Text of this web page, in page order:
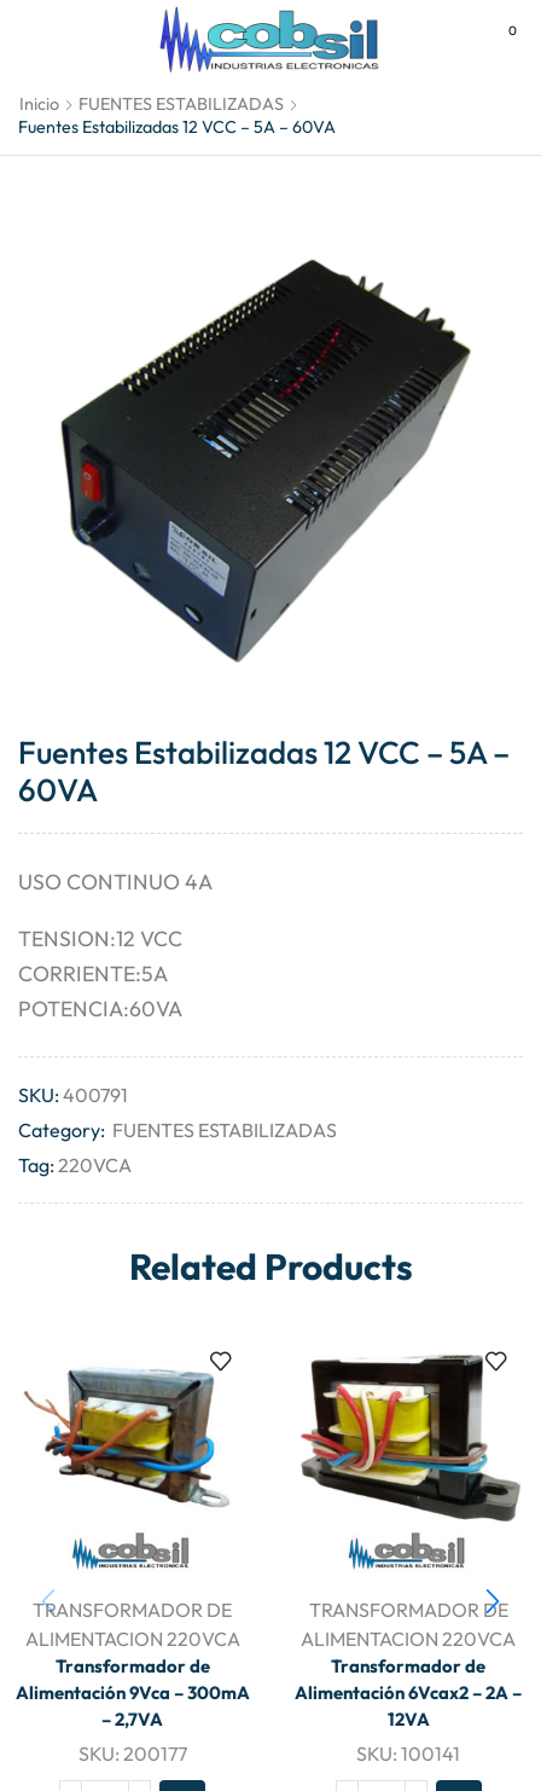
0
Inicio
FUENTES ESTABILIZADAS
Fuentes Estabilizadas 12 VCC – 5A – 60VA
Fuentes Estabilizadas 12 VCC – 5A –
60VA
USO CONTINUO 4A
TENSION:12 VCC
CORRIENTE:5A
POTENCIA:60VA
SKU:400791
Category: FUENTES ESTABILIZADAS
Tag:220VCA
Related Products
TRANSFORMADOR DE
ALIMENTACION 220VCA
Transformador de
Alimentación 9Vca – 300mA
– 2,7VA
SKU: 200177
TRANSFORMADOR DE
ALIMENTACION 220VCA
Transformador de
Alimentación 6Vcax2 – 2A –
12VA
SKU:100141